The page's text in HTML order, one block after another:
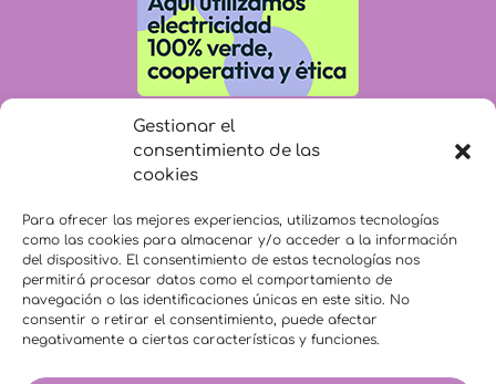
Gestionar el
consentimiento de las
cookies
Para ofrecer las mejores experiencias, utilizamos tecnologías
como las cookies para almacenar y/o acceder a la información
del dispositivo. El consentimiento de estas tecnologías nos
permitirá procesar datos como el comportamiento de
navegación o las identificaciones únicas en este sitio. No
consentir o retirar el consentimiento, puede afectar
negativamente a ciertas características y funciones.